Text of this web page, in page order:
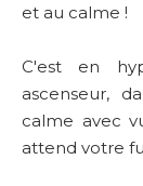
et au calme !
C'est en
ascenseur,
calme avec
attend votre